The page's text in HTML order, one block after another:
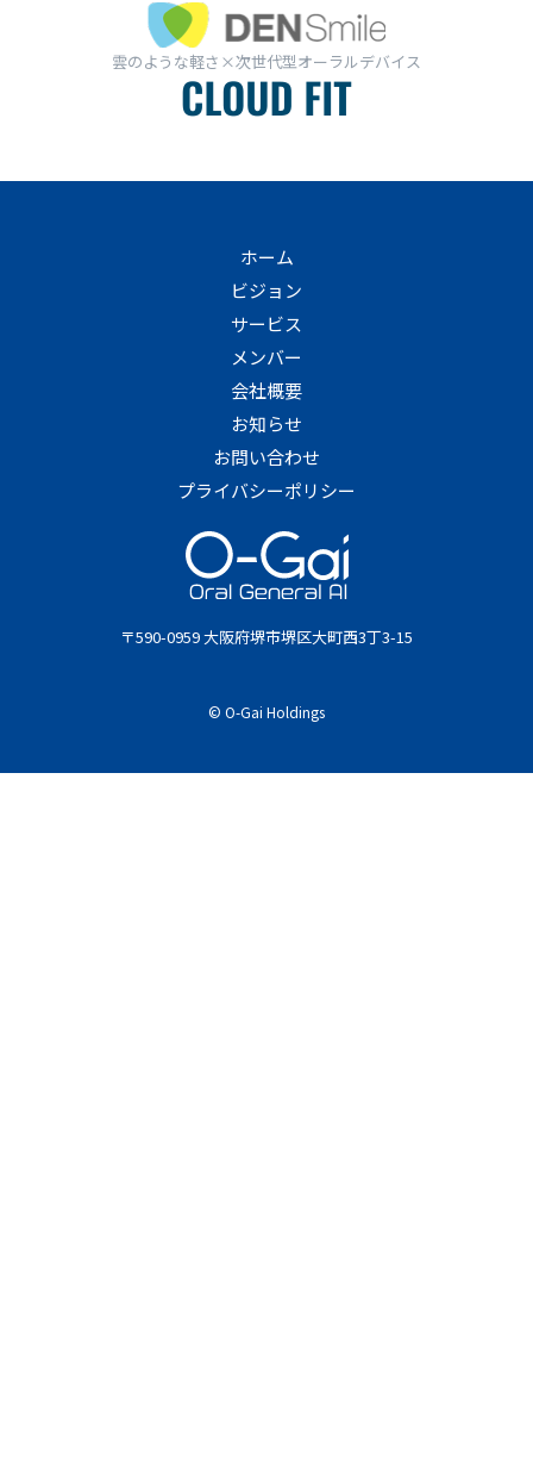
雲のような軽さ×次世代型オーラルデバイス
ホーム
ビジョン
サービス
メンバー
会社概要
お知らせ
お問い合わせ
プライバシーポリシー
〒590-0959 大阪府堺市堺区大町西3丁3-15
© O-Gai Holdings